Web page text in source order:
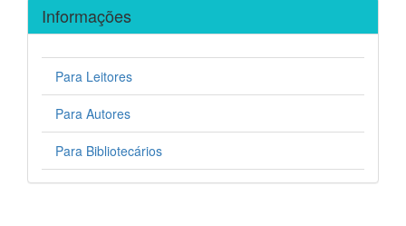
Informações
Para Leitores
Para Autores
Para Bibliotecários